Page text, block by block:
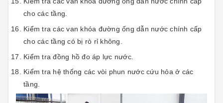
cho các tầng.
Kiểm tra các van khóa đường ống dẫn nước chính cấp
cho các tầng có bị rò rỉ không.
Kiểm tra đồng hồ đo áp lực nước.
Kiểm tra hệ thống các vòi phun nước cứu hỏa ở các
tầng.